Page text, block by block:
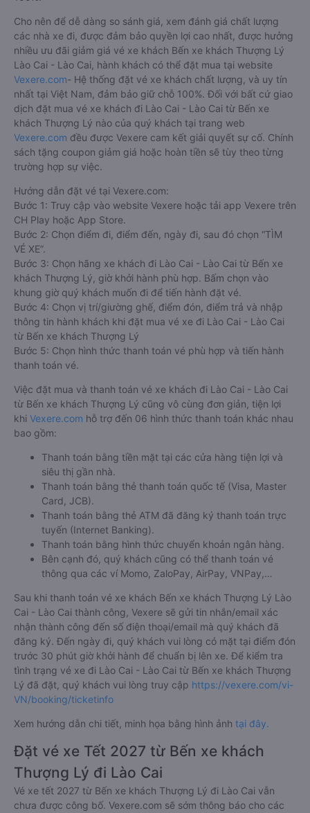
Cho nên để dễ dàng so sánh giá, xem đánh giá chất lượng
các nhà xe đi, được đảm bảo quyền lợi cao nhất, được hưởng
nhiều ưu đãi giảm giá vé xe khách Bến xe khách Thượng Lý
Lào Cai - Lào Cai, hành khách có thể đặt mua tại website
Vexere.com- Hệ thống đặt vé xe khách chất lượng, và uy tín
nhất tại Việt Nam, đảm bảo giữ chỗ 100%. Đối với bất cứ giao
dịch đặt mua vé xe khách đi Lào Cai - Lào Cai từ Bến xe
khách Thượng Lý nào của quý khách tại trang web
Vexere.com đều được Vexere cam kết giải quyết sự cố. Chính
sách tặng coupon giảm giá hoặc hoàn tiền sẽ tùy theo từng
trường hợp sự việc.
Hướng dẫn đặt vé tại Vexere.com:
Bước 1: Truy cập vào website Vexere hoặc tải app Vexere trên
CH Play hoặc App Store.
Bước 2: Chọn điểm đi, điểm đến, ngày đi, sau đó chọn “TÌM
VÉ XE”.
Bước 3: Chọn hãng xe khách đi Lào Cai - Lào Cai từ Bến xe
khách Thượng Lý, giờ khởi hành phù hợp. Bấm chọn vào
khung giờ quý khách muốn đi để tiến hành đặt vé.
Bước 4: Chọn vị trí/giường ghế, điểm đón, điểm trả và nhập
thông tin hành khách khi đặt mua vé xe đi Lào Cai - Lào Cai
từ Bến xe khách Thượng Lý
Bước 5: Chọn hình thức thanh toán vé phù hợp và tiến hành
thanh toán vé.
Việc đặt mua và thanh toán vé xe khách đi Lào Cai - Lào Cai
từ Bến xe khách Thượng Lý cũng vô cùng đơn giản, tiện lợi
khi Vexere.com hỗ trợ đến 06 hình thức thanh toán khác nhau
bao gồm:
Thanh toán bằng tiền mặt tại các cửa hàng tiện lợi và
siêu thị gần nhà.
Thanh toán bằng thẻ thanh toán quốc tế (Visa, Master
Card, JCB).
Thanh toán bằng thẻ ATM đã đăng ký thanh toán trực
tuyến (Internet Banking).
Thanh toán bằng hình thức chuyển khoản ngân hàng.
Bên cạnh đó, quý khách cũng có thể thanh toán vé
thông qua các ví Momo, ZaloPay, AirPay, VNPay,…
Sau khi thanh toán vé xe khách Bến xe khách Thượng Lý Lào
Cai - Lào Cai thành công, Vexere sẽ gửi tin nhắn/email xác
nhận thành công đến số điện thoại/email mà quý khách đã
đăng ký. Đến ngày đi, quý khách vui lòng có mặt tại điểm đón
trước 30 phút giờ khởi hành để chuẩn bị lên xe. Để kiểm tra
tình trạng vé xe đi Lào Cai - Lào Cai từ Bến xe khách Thượng
Lý đã đặt, quý khách vui lòng truy cập https://vexere.com/vi-
VN/booking/ticketinfo
Xem hướng dẫn chi tiết, minh họa bằng hình ảnh tại đây.
Đặt vé xe Tết 2027 từ Bến xe khách
Thượng Lý đi Lào Cai
Vé xe tết 2027 từ Bến xe khách Thượng Lý đi Lào Cai vẫn
chưa được công bố. Vexere.com sẽ sớm thông báo cho các